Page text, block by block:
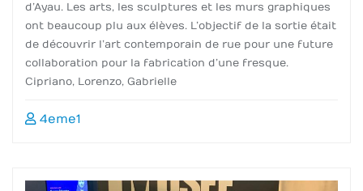
d’Ayau. Les arts, les sculptures et les murs graphiques
ont beaucoup plu aux élèves. L’objectif de la sortie était
de découvrir l’art contemporain de rue pour une future
collaboration pour la fabrication d’une fresque.
Cipriano, Lorenzo, Gabrielle
4eme1